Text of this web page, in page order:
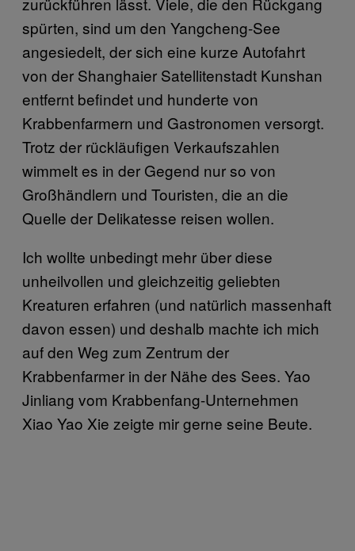
spürten, sind um den Yangcheng-See
angesiedelt, der sich eine kurze Autofahrt
von der Shanghaier Satellitenstadt Kunshan
entfernt befindet und hunderte von
Krabbenfarmern und Gastronomen versorgt.
Trotz der rückläufigen Verkaufszahlen
wimmelt es in der Gegend nur so von
Großhändlern und Touristen, die an die
Quelle der Delikatesse reisen wollen.
Ich wollte unbedingt mehr über diese
unheilvollen und gleichzeitig geliebten
Kreaturen erfahren (und natürlich massenhaft
davon essen) und deshalb machte ich mich
auf den Weg zum Zentrum der
Krabbenfarmer in der Nähe des Sees. Yao
Jinliang vom Krabbenfang-Unternehmen
Xiao Yao Xie zeigte mir gerne seine Beute.